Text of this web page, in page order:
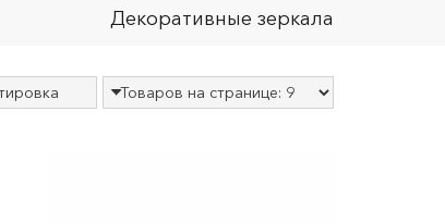
Декоративные зеркала